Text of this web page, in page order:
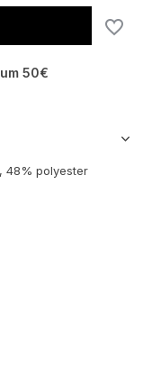
50€
48% polyester